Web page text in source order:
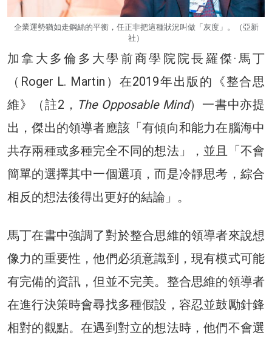
企業運勢猶如走鋼絲的平衡，任正非把這種狀況叫做「灰度」。（亞新
社）
加拿大多倫多大學前商學院院長羅傑·馬丁
（Roger L. Martin）在2019年出版的《整合思
維》（註2， The Opposable Mind）一書中亦提
出，傑出的領導者應該「有傾向和能力在腦海中
共存兩種或多種完全不同的想法」，並且「不會
簡單的選擇其中一個選項，而是冷靜思考，綜合
相反的想法後得出更好的結論」。
馬丁在書中強調了對於整合思維的領導者來說想
像力的重要性，他們必須意識到，現有模式可能
有完備的資訊，但並不完美。整合思維的領導者
在進行決策時會尋找多種假設，容忍並鼓勵針鋒
相對的觀點。在遇到對立的想法時，他們不會選